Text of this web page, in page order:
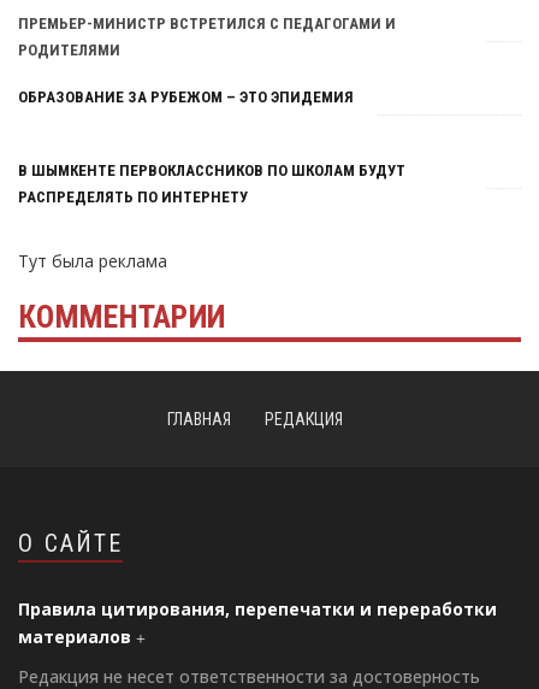
ПРЕМЬЕР-МИНИСТР ВСТРЕТИЛСЯ С ПЕДАГОГАМИ И
РОДИТЕЛЯМИ
ОБРАЗОВАНИЕ ЗА РУБЕЖОМ – ЭТО ЭПИДЕМИЯ
В ШЫМКЕНТЕ ПЕРВОКЛАССНИКОВ ПО ШКОЛАМ БУДУТ
РАСПРЕДЕЛЯТЬ ПО ИНТЕРНЕТУ
Тут была реклама
КОММЕНТАРИИ
ГЛАВНАЯ РЕДАКЦИЯ
О САЙТЕ
Правила цитирования, перепечатки и переработки
материалов
Редакция не несет ответственности за достоверность